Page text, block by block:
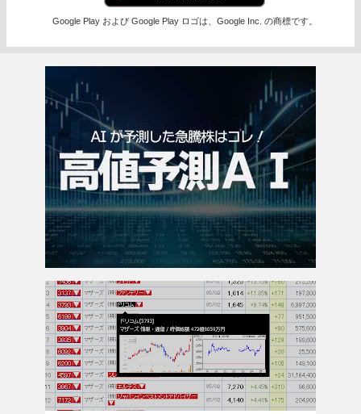
Google Play および Google Play ロゴは、Google Inc. の商標です。